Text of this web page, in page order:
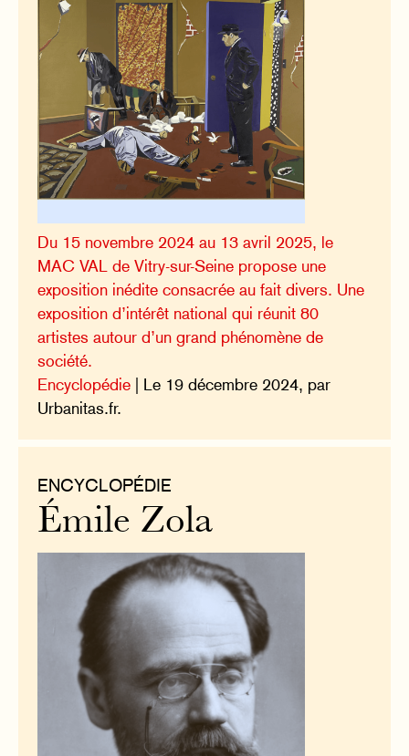
Du 15 novembre 2024 au 13 avril 2025, le
MAC VAL de Vitry-sur-Seine propose une
exposition inédite consacrée au fait divers. Une
exposition d’intérêt national qui réunit 80
artistes autour d’un grand phénomène de
société.
Encyclopédie | Le 19 décembre 2024, par
Urbanitas.fr.
ENCYCLOPÉDIE
Émile Zola